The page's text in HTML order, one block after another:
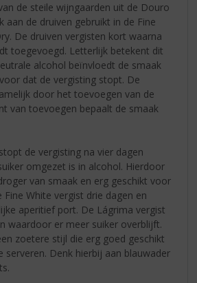
de steile wijngaarden uit de Douro
aan de druiven gebruikt in de Fine
De druiven vergisten kort waarna
toegevoegd. Letterlijk betekent dit
alcohol beïnvloedt de smaak
dat de vergisting stopt. De
door het toevoegen van de
van toevoegen bepaalt de smaak
de vergisting na vier dagen
omgezet is in alcohol. Hierdoor
van smaak en erg geschikt voor
White vergist drie dagen en
aperitief port. De Lágrima vergist
waardoor er meer suiker overblijft.
zoetere stijl die erg goed geschikt
serveren. Denk hierbij aan blauwader